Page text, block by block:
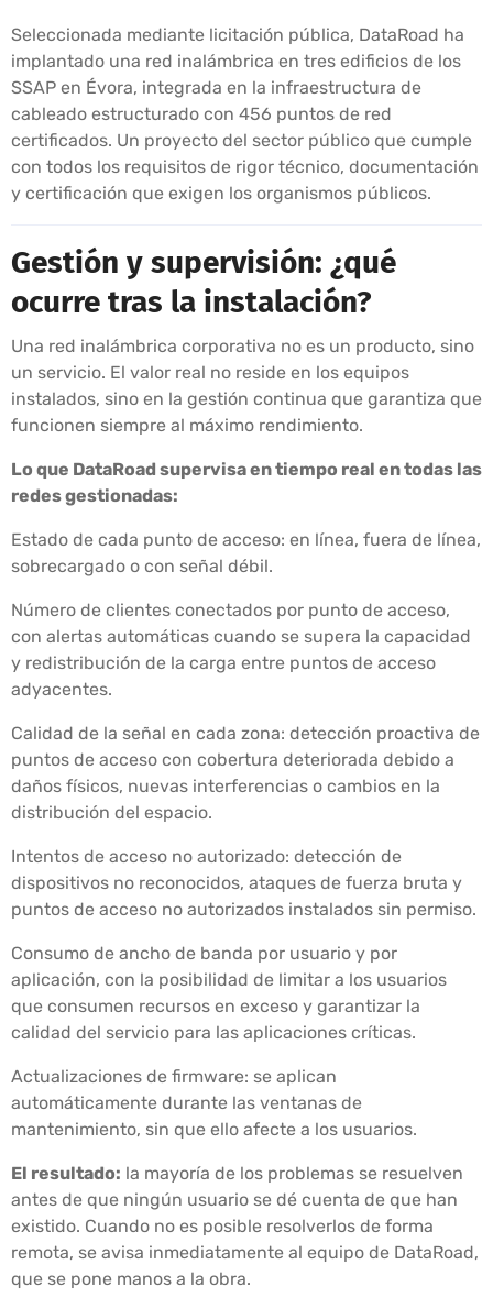
Seleccionada mediante licitación pública, DataRoad ha
implantado una red inalámbrica en tres edificios de los
SSAP en Évora, integrada en la infraestructura de
cableado estructurado con 456 puntos de red
certificados. Un proyecto del sector público que cumple
con todos los requisitos de rigor técnico, documentación
y certificación que exigen los organismos públicos.
Gestión y supervisión: ¿qué
ocurre tras la instalación?
Una red inalámbrica corporativa no es un producto, sino
un servicio. El valor real no reside en los equipos
instalados, sino en la gestión continua que garantiza que
funcionen siempre al máximo rendimiento.
Lo que DataRoad supervisa en tiempo real en todas las
redes gestionadas:
Estado de cada punto de acceso: en línea, fuera de línea,
sobrecargado o con señal débil.
Número de clientes conectados por punto de acceso,
con alertas automáticas cuando se supera la capacidad
y redistribución de la carga entre puntos de acceso
adyacentes.
Calidad de la señal en cada zona: detección proactiva de
puntos de acceso con cobertura deteriorada debido a
daños físicos, nuevas interferencias o cambios en la
distribución del espacio.
Intentos de acceso no autorizado: detección de
dispositivos no reconocidos, ataques de fuerza bruta y
puntos de acceso no autorizados instalados sin permiso.
Consumo de ancho de banda por usuario y por
aplicación, con la posibilidad de limitar a los usuarios
que consumen recursos en exceso y garantizar la
calidad del servicio para las aplicaciones críticas.
Actualizaciones de firmware: se aplican
automáticamente durante las ventanas de
mantenimiento, sin que ello afecte a los usuarios.
El resultado: la mayoría de los problemas se resuelven
antes de que ningún usuario se dé cuenta de que han
existido. Cuando no es posible resolverlos de forma
remota, se avisa inmediatamente al equipo de DataRoad,
que se pone manos a la obra.